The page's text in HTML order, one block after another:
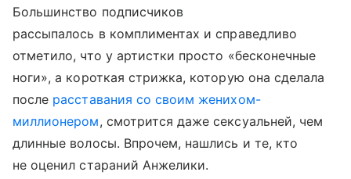
Большинство подписчиков
рассыпалось в комплиментах и справедливо
отметило, что у артистки просто «бесконечные
ноги», а короткая стрижка, которую она сделала
после расставания со своим женихом-
миллионером, смотрится даже сексуальней, чем
длинные волосы. Впрочем, нашлись и те, кто
не оценил стараний Анжелики.